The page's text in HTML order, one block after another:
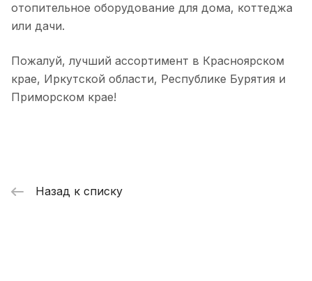
отопительное оборудование для дома, коттеджа
или дачи.
Пожалуй, лучший ассортимент в Красноярском
крае, Иркутской области, Республике Бурятия и
Приморском крае!
Назад к списку